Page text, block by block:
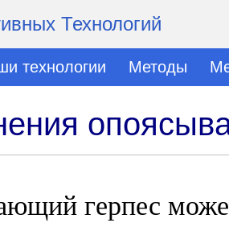
Технологий
технологии Методы
герпес